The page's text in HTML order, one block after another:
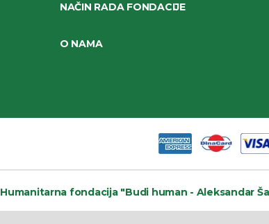
NAČIN RADA FONDACIJE
O NAMA
Humanitarna fondacija"Budi human - Aleksandar